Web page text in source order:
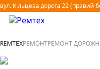
вул. Кільцева дорога 22 (правий
відкрити або закрити
REMTEXРЕМОНТРЕМОНТ